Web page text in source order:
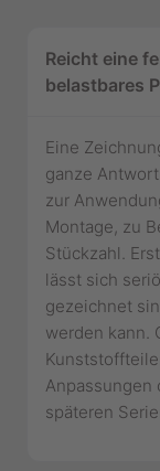
Reicht eine
belastbares
Eine
ganze
zur
Montage, zu
Stückzahl.
lässt sich
gezeichnet
werden kann.
Anpassungen
späteren